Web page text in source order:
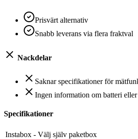
Prisvärt alternativ
Snabb leverans via flera fraktval
Nackdelar
Saknar specifikationer för
Ingen information om batteri
Specifikationer
Instabox - Välj själv paketbox